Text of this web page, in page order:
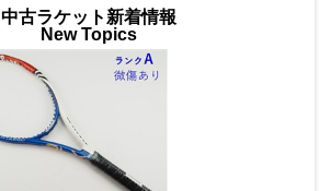
中古ラケット新着情報
New Topics